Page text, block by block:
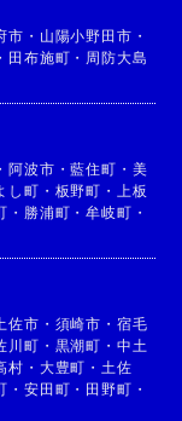
市 ・ 山陽小野田市 ・
・ 田布施町 ・ 周防大島
・阿波市 ・藍住町 ・ 美
し町 ・ 板野町 ・
上板
・ 勝浦町 ・牟岐町 ・
佐市 ・ 須崎市 ・ 宿毛
川町 ・ 黒潮町 ・ 中土
村 ・ 大豊町 ・ 土佐
・ 安田町 ・ 田野町 ・